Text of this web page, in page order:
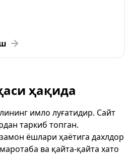
ҳақида
имло луғатидир. Сайт
таркиб топган.
ёшлари ҳаётига дахлдор
ва қайта-қайта хато